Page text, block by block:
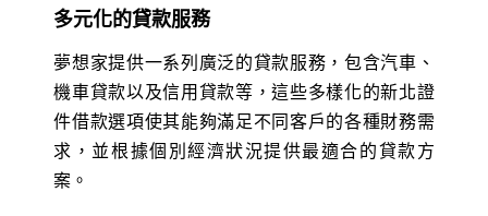
多元化的貸款服務
夢想家提供一系列廣泛的貸款服務，包含汽車、
機車貸款以及信用貸款等，這些多樣化的新北證
件借款選項使其能夠滿足不同客戶的各種財務需
求，並根據個別經濟狀況提供最適合的貸款方
案。